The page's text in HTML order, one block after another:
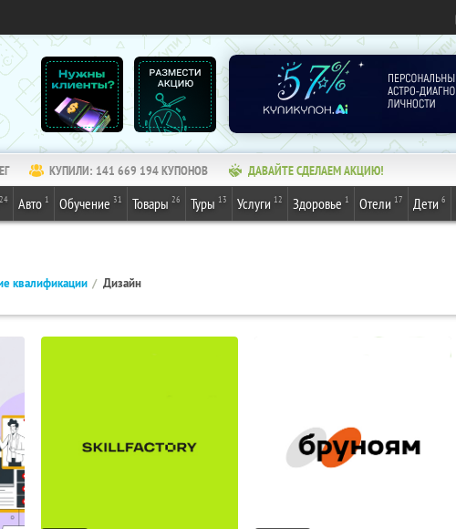
КУПИЛИ: 141 669 194КУПОНОВ ДАВАЙТЕ СДЕЛАЕМ АКЦИЮ!
24 Авто 1 Обучение 31 Товары 26 Туры 13 Услуги 12 Здоровье 1 Отели 17 Дети 6
квалификации Дизайн